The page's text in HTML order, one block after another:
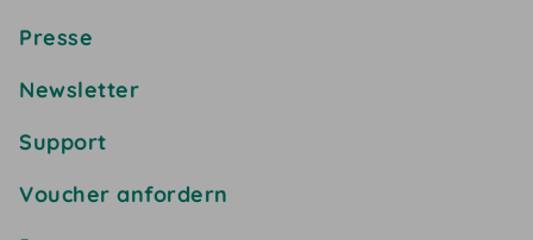
Presse
Newsletter
Support
Voucher anfordern